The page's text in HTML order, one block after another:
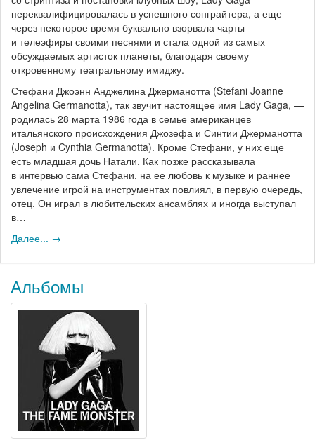
переквалифицировалась в успешного сонграйтера, а еще
через некоторое время буквально взорвала чарты
и телеэфиры своими песнями и стала одной из самых
обсуждаемых артисток планеты, благодаря своему
откровенному театральному имиджу.
Стефани Джоэнн Анджелина Джерманотта (Stefani Joanne
Angelina Germanotta), так звучит настоящее имя Lady Gaga, —
родилась 28 марта 1986 года в семье американцев
итальянского происхождения Джозефа и Синтии Джерманотта
(Joseph и Cynthia Germanotta). Кроме Стефани, у них еще
есть младшая дочь Натали. Как позже рассказывала
в интервью сама Стефани, на ее любовь к музыке и раннее
увлечение игрой на инструментах повлиял, в первую очередь,
отец. Он играл в любительских ансамблях и иногда выступал
в…
Далее... →
Альбомы